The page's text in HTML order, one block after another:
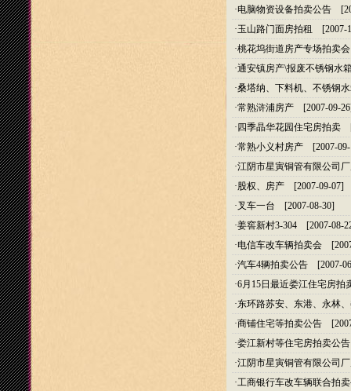
·电脑物资设备拍卖公告
·玉山路门面房拍租
[2007-
·桃花坞街道房产专场拍卖
·通安镇房产\报废不锈钢水
·桑塔纳、下料机、不锈钢
·常熟浒浦房产 [2007-09-
· 四季晶华花园住宅房拍卖
·常熟小义村房产 [2007-
·江阴市星寅铜管有限公司
·股权、房产 [2007-09-07]
·叉车一台 [2007-08-30]
·姜窖新村3-304 [2007-08-
·电信车改车辆拍卖会
·汽车4辆拍卖公告 [2007-
·6月15日最近娄江住宅房拍
·东环路苏安、东港、永林
·商铺住宅等拍卖公告
·娄江新村等住宅房拍卖公告
·江阴市星寅铜管有限公司
·工商银行车改车辆联合拍